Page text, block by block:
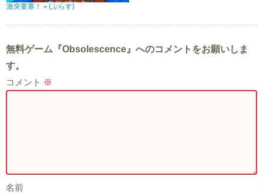
激突要塞！＋(ぷらす)
無料ゲーム『Obsolescence』へのコメントをお願いしま
す。
コメント ※
名前